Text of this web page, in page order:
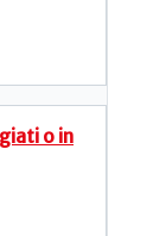
o in